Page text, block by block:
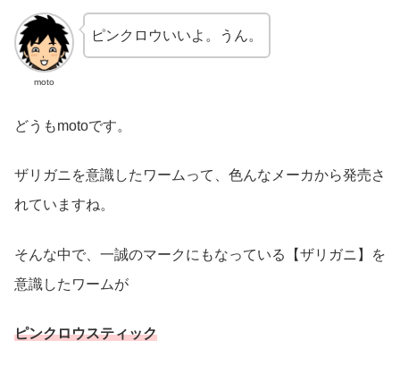
moto
ピンクロウいいよ。うん。
どうもmotoです。
ザリガニを意識したワームって、色んなメーカから発売さ
れていますね。
そんな中で、一誠のマークにもなっている【ザリガニ】を
意識したワームが
ピンクロウスティック